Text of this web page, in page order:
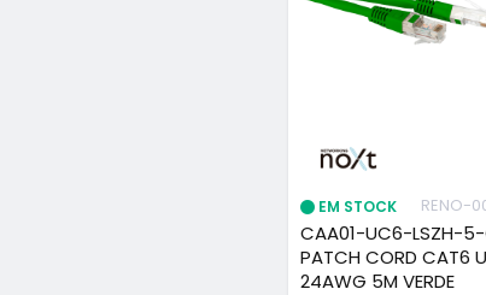
EM STOCK RENO-
CAA01-UC6-LSZH-
PATCH CORD CAT6
24AWG 5M VERDE